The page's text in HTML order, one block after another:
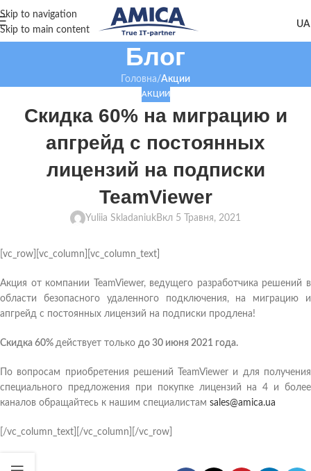
Skip to navigation
Skip to main content
Блог
Головна/Акции
АКЦИИ
Cкидка 60% на миграцию и
апгрейд с постоянных
лицензий на подписки
TeamViewer
Yuliia SkladaniukВкл 5 Травня, 2021
[vc_row][vc_column][vc_column_text]
Акция от компании TeamViewer, ведущего разработчика решений в
области безопасного удаленного подключения, на миграцию и
апгрейд с постоянных лицензий на подписки продлена!
Скидка 60% действует только до 30 июня 2021 года.
По вопросам приобретения решений TeamViewer и для получения
специального предложения при покупке лицензий на 4 и более
каналов обращайтесь к нашим специалистам sales@amica.ua
[/vc_column_text][/vc_column][/vc_row]